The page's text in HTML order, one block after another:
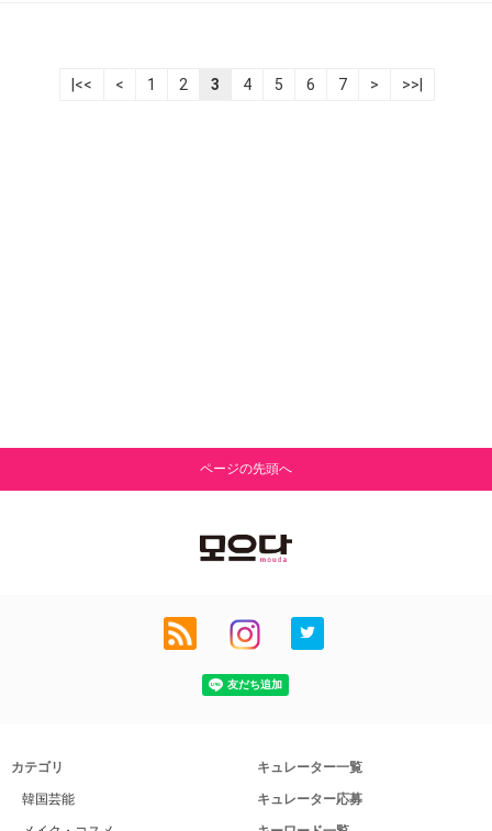
|<< < 1 2 3 4 5 6 7 > >>|
ページの先頭へ
カテゴリ
韓国芸能
キュレーター一覧
キュレーター応募